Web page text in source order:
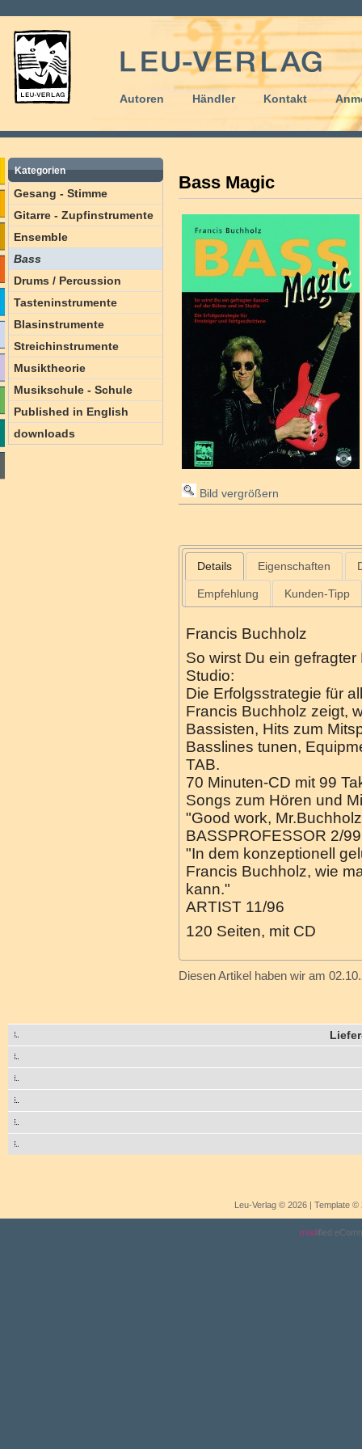
Autoren Händler Kontakt
Kategorien
Gesang - Stimme
Gitarre - Zupfinstrumente
Ensemble
Bass
Drums / Percussion
Tasteninstrumente
Blasinstrumente
Streichinstrumente
Musiktheorie
Musikschule - Schule
Published in English
downloads
Bass Magic
Bild vergrößern
Details Eigenschaften
Empfehlung Kunden-Tipp
Francis Buchholz
So wirst Du ein
Studio:
Die Erfolgsstrategie für
Francis Buchholz zeigt,
Bassisten, Hits zum
Basslines tunen,
TAB.
70 Minuten-CD mit 99
Songs zum Hören und
"Good work,
BASSPROFESSOR 2/
"In dem konzeptionell
Francis Buchholz, wie
kann."
ARTIST 11/96
120 Seiten, mit CD
Diesen Artikel haben wir am
Leu-Verlag © 2026 | Template
modified